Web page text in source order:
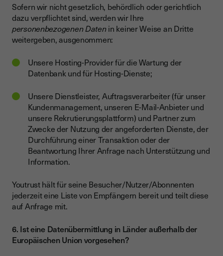
Sofern wir nicht gesetzlich, behördlich oder gerichtlich
dazu verpflichtet sind, werden wir Ihre
personenbezogenen Datenin keiner Weise an Dritte
weitergeben, ausgenommen:
Unsere Hosting-Provider für die Wartung der
Datenbank und für Hosting-Dienste;
Unsere Dienstleister, Auftragsverarbeiter (für unser
Kundenmanagement, unseren E-Mail-Anbieter und
unsere Rekrutierungsplattform) und Partner zum
Zwecke der Nutzung der angeforderten Dienste, der
Durchführung einer Transaktion oder der
Beantwortung Ihrer Anfrage nach Unterstützung und
Information.
Youtrust hält für seine Besucher/Nutzer/Abonnenten
jederzeit eine Liste von Empfängern bereit und teilt diese
auf Anfrage mit.
6. Ist eine Datenübermittlung in Länder außerhalb der
Europäischen Union vorgesehen?